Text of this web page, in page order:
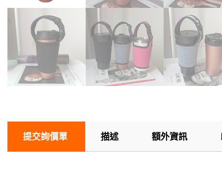
提交詢價單 描述 額外資訊